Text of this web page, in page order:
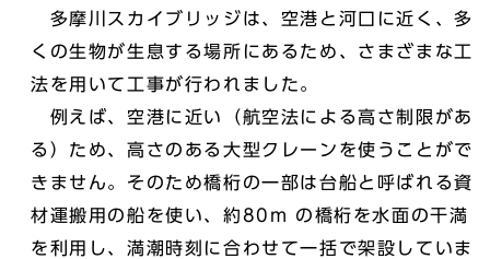
多摩川スカイブリッジは、空港と河口に近く、多
くの生物が生息する場所にあるため、さまざまな工
法を用いて工事が行われました。
例えば、空港に近い（航空法による高さ制限があ
る）ため、高さのある大型クレーンを使うことがで
きません。そのため橋桁の一部は台船と呼ばれる資
材運搬用の船を使い、約80m の橋桁を水面の干満
を利用し、満潮時刻に合わせて一括で架設していま